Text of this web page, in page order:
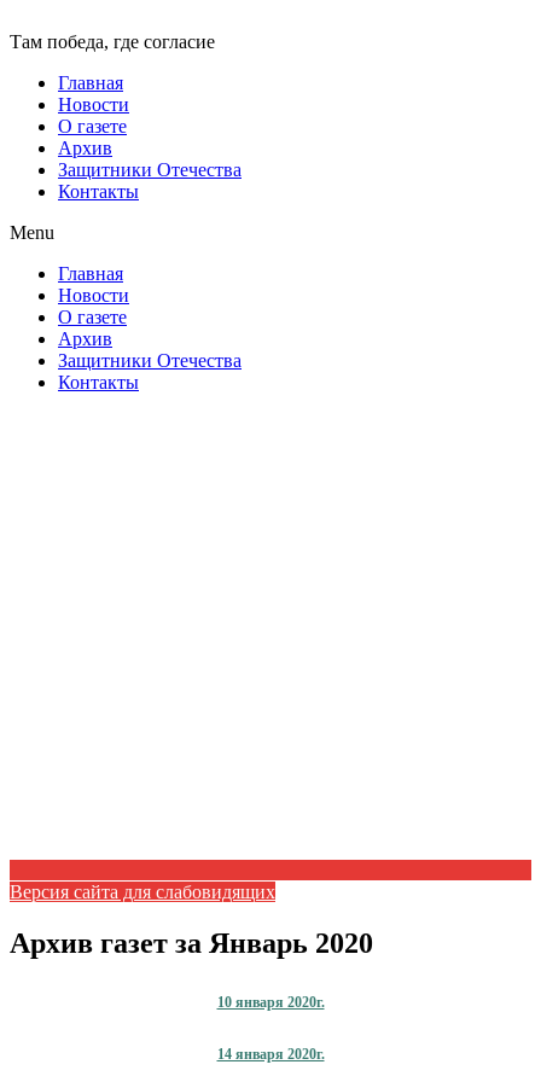
Там победа, где согласие
Главная
Новости
О газете
Архив
Защитники Отечества
Контакты
Menu
Главная
Новости
О газете
Архив
Защитники Отечества
Контакты
Версия сайта для слабовидящих
Архив газет за Январь 2020
10 января 2020г.
14 января 2020г.